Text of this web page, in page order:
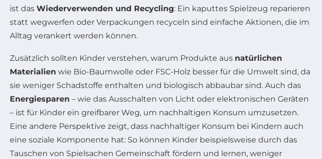
ist das Wiederverwenden und Recycling: Ein kaputtes Spielzeug reparieren
statt wegwerfen oder Verpackungen recyceln sind einfache Aktionen, die im
Alltag verankert werden können.
Zusätzlich sollten Kinder verstehen, warum Produkte aus natürlichen
Materialien wie Bio-Baumwolle oder FSC-Holz besser für die Umwelt sind, da
sie weniger Schadstoffe enthalten und biologisch abbaubar sind. Auch das
Energiesparen – wie das Ausschalten von Licht oder elektronischen Geräten
– ist für Kinder ein greifbarer Weg, um nachhaltigen Konsum umzusetzen.
Eine andere Perspektive zeigt, dass nachhaltiger Konsum bei Kindern auch
eine soziale Komponente hat: So können Kinder beispielsweise durch das
Tauschen von Spielsachen Gemeinschaft fördern und lernen, weniger